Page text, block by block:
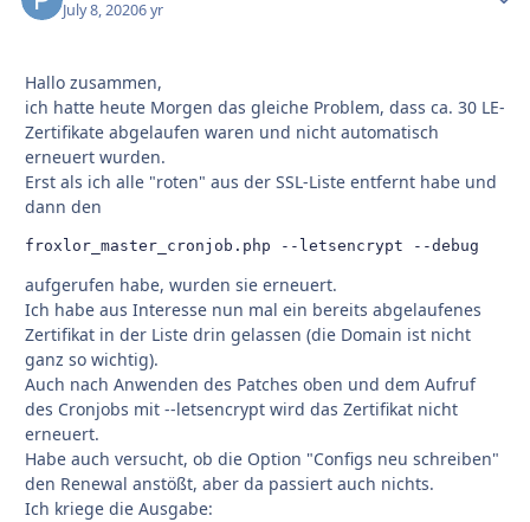
July 8, 20206 yr
Hallo zusammen,
ich hatte heute Morgen das gleiche Problem, dass ca. 30 LE-
Zertifikate abgelaufen waren und nicht automatisch
erneuert wurden.
Erst als ich alle "roten" aus der SSL-Liste entfernt habe und
dann den
froxlor_master_cronjob.php --letsencrypt --debug
aufgerufen habe, wurden sie erneuert.
Ich habe aus Interesse nun mal ein bereits abgelaufenes
Zertifikat in der Liste drin gelassen (die Domain ist nicht
ganz so wichtig).
Auch nach Anwenden des Patches oben und dem Aufruf
des Cronjobs mit --letsencrypt wird das Zertifikat nicht
erneuert.
Habe auch versucht, ob die Option "Configs neu schreiben"
den Renewal anstößt, aber da passiert auch nichts.
Ich kriege die Ausgabe: